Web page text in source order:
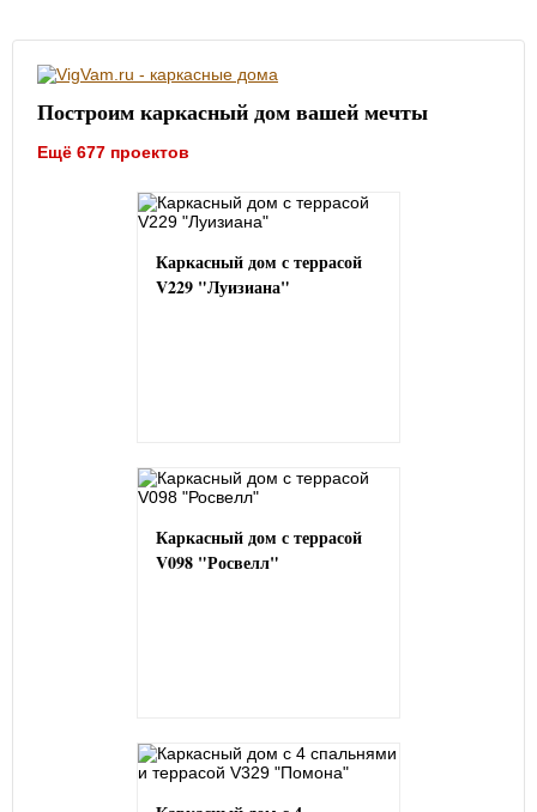
Построим каркасный дом вашей мечты
Ещё 677 проектов
Каркасный дом с террасой
V229 "Луизиана"
Каркасный дом с террасой
V098 "Росвелл"